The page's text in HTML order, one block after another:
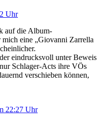
Uhr
auf die Album-
eine „Giovanni Zarrella
eindrucksvoll unter Beweis
Schlager-Acts ihre VÖs
verschieben können,
22:27 Uhr